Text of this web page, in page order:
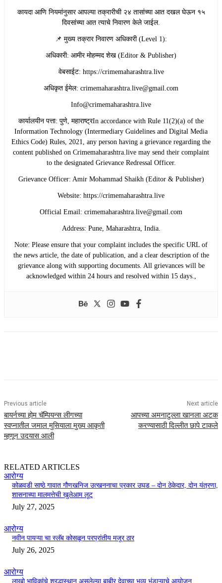
​कायदा आणि नियमांनुसार आपल्या तक्रारीची २४ तासांच्या आत दखल घेऊन १५
दिवसांच्या आत त्याचे निवारण केले जाईल.
​📌 मुख्य तक्रार निवारण अधिकारी (Level 1):
​अधिकारी: आमीर मोहम्मद शेख (Editor & Publisher)
​वेबसाईट: https://crimemaharashtra.live
​अधिकृत ईमेल: crimemaharashtra.live@gmail.com
Info@crimemaharashtra.live
​कार्यालयीन पत्ता: पुणे, महाराष्ट्रIn accordance with Rule 11(2)(a) of the
Information Technology (Intermediary Guidelines and Digital Media
Ethics Code) Rules, 2021, any person having a grievance regarding the
content published on Crimemaharashtra.live may send their complaint
to the designated Grievance Redressal Officer.
​Grievance Officer: Amir Mohammad Shaikh (Editor & Publisher)
​Website: https://crimemaharashtra.live
​Official Email: crimemaharashtra.live@gmail.com
​Address: Pune, Maharashtra, India.
​Note: Please ensure that your complaint includes the specific URL of
the news article, the date of publication, and a clear description of the
grievance along with supporting documents. All grievances will be
acknowledged within 24 hours and resolved within 15 days.,
Previous article
बायर्नच्या होम चॅम्पियन्स लीगच्या
स्वप्नातील जमाल मुसियाला मुख्य आकृती
म्हणून उदयास आली
Next article
आपच्या अमनाटुल्ला खानला अटक
करण्यासाठी दिल्लीत छापे टाकले
RELATED ARTICLES
आरोग्य
कोळवडी साष्ठे गावात गौणखनिज उत्खननाचा प्रकार उघड – दोन ठेकेदार, दोन यंत्रणा,
शासनाच्या मालमत्तेची खुलेआम लूट
July 27, 2025
आरोग्य
नवीन पायऱ्या चा स्लॅब कोसळून परप्रांतीय मजूर ठार
July 26, 2025
आरोग्य
लाखो भाविकांचे श्रद्धास्थान असलेल्या बाबीर देवाच्या भव्य भंडाऱ्याचे आयोजन